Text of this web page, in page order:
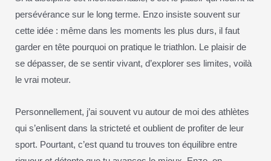
persévérance sur le long terme. Enzo insiste souvent sur
cette idée : même dans les moments les plus durs, il faut
garder en tête pourquoi on pratique le triathlon. Le plaisir de
se dépasser, de se sentir vivant, d’explorer ses limites, voilà
le vrai moteur.
Personnellement, j’ai souvent vu autour de moi des athlètes
qui s’enlisent dans la stricteté et oublient de profiter de leur
sport. Pourtant, c’est quand tu trouves ton équilibre entre